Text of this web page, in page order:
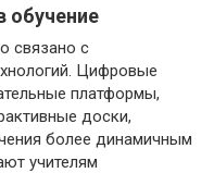
обучение
связано с
Цифровые
платформы,
доски,
более динамичным
учителям